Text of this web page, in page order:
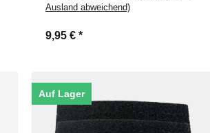
Ausland abweichend)
9,95 € *
Auf Lager